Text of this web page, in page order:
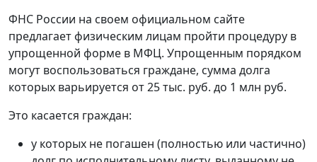
ФНС России на своем официальном сайте
предлагает физическим лицам пройти процедуру в
упрощенной форме в МФЦ. Упрощенным порядком
могут воспользоваться граждане, сумма долга
которых варьируется от 25 тыс. руб. до 1 млн руб.
Это касается граждан:
у которых не погашен (полностью или частично)